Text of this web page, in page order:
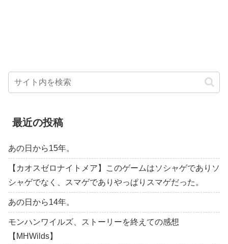
最近の投稿
あの日から15年。
【カオスゼロナイトメア】このゲームはソシャゲでありソ
シャゲでなく、スマゲでありやっぱりスマゲだった。
あの日から14年。
モンハンワイルズ、ストーリーを終えての感想
【MHWilds】